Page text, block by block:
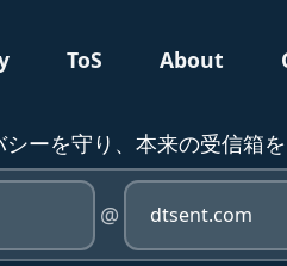
ToS About
ーを守り、本来の受信箱を
@